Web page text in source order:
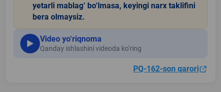
yetarli mablag‘ bo‘lmasa, keyingi narx taklifini
bera olmaysiz.
Video yo‘riqnoma
Qanday ishlashini videoda ko‘ring
PQ-162-son qarori